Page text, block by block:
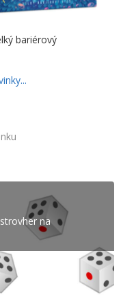
bariérový
na